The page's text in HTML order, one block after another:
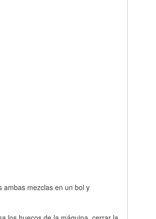
ambas mezclas en un bol y